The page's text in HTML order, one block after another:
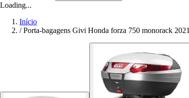
Loading...
Início
/ Porta-bagagens Givi Honda forza 750 monorack 2021